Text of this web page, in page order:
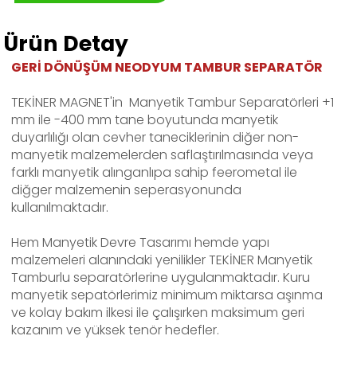
Ürün Detay
GERİ DÖNÜŞÜM NEODYUM TAMBUR SEPARATÖR
TEKİNER MAGNET'in Manyetik Tambur Separatörleri +1
mm ile -400 mm tane boyutunda manyetik
duyarlılığı olan cevher taneciklerinin diğer non-
manyetik malzemelerden saflaştırılmasında veya
farklı manyetik alınganlıpa sahip feerometal ile
diğger malzemenin seperasyonunda
kullanılmaktadır.
Hem Manyetik Devre Tasarımı hemde yapı
malzemeleri alanındaki yenilikler TEKİNER Manyetik
Tamburlu separatörlerine uygulanmaktadır. Kuru
manyetik sepatörlerimiz minimum miktarsa aşınma
ve kolay bakım ilkesi ile çalışırken maksimum geri
kazanım ve yüksek tenör hedefler.